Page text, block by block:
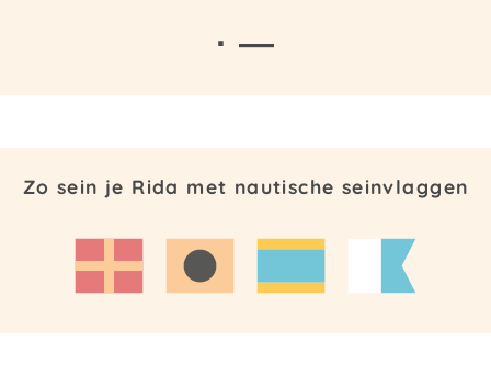
· —
Zo sein je Rida met nautische seinvlaggen